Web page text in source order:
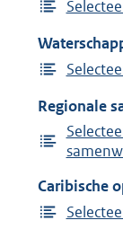
Regionale
Caribische